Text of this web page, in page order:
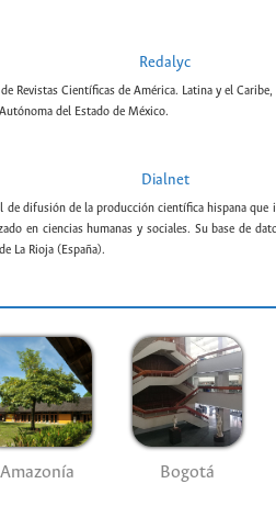
Redalyc
de Revistas Científicas de América. Latina y el
del Estado de México.
Dialnet
de difusión de la producción científica hispana
en ciencias humanas y sociales. Su base de
La Rioja (España).
Amazonía Bogotá